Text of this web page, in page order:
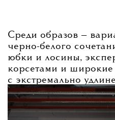
Среди образов —
черно-белого
юбки и лосины,
корсетами и
с экстремально
Отдельно показали
с Gate31 —бренд
вещи для стилизации